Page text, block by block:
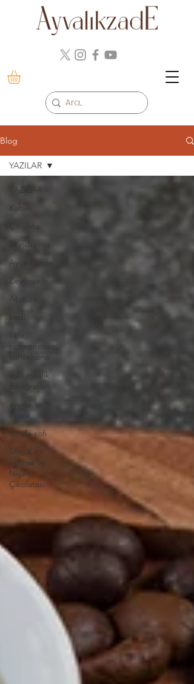
Blog
YAZILAR
Kahve
Çikolata
Dondurma
Ayvalıkzade
Zeytinyağı
Atatürk
kafe,
coffeehouse,
kahvehane
eski ayvalık
fotoğrafları
ayvalık ve
müzik
zürafa sofi
Söz, Kız
isteme ve
Nişan
Çikolatası
YAZILAR